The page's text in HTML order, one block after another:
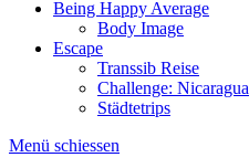
Being Happy Average
Body Image
Escape
Transsib Reise
Challenge: Nicaragua
Städtetrips
Menü schiessen